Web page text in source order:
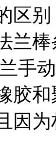
区
兰
手
胶
因为